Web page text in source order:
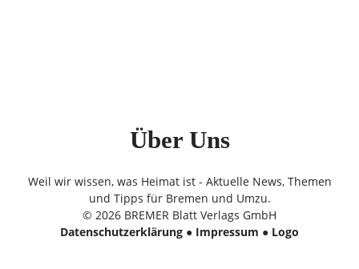
Über Uns
Weil wir wissen, was Heimat ist - Aktuelle News, Themen
und Tipps für Bremen und Umzu.
© 2026 BREMER Blatt Verlags GmbH
Datenschutzerklärung ● Impressum ● Logo